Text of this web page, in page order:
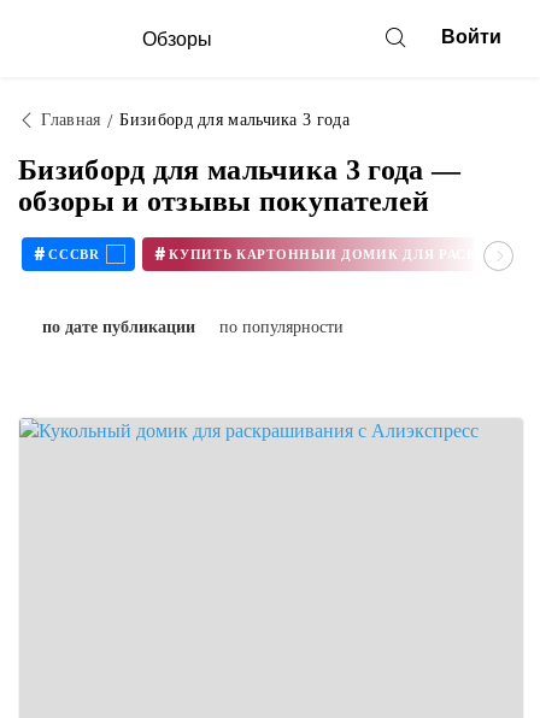
Обзоры Войти
Главная Бизиборд для мальчика 3 года
Бизиборд для мальчика 3 года —
обзоры и отзывы покупателей
# CCCBR #
по дате публикации по популярности